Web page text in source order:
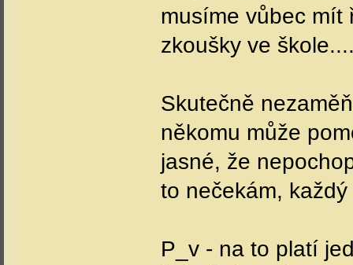
musíme vůbec mít
zkoušky ve
Skutečně
někomu může
jasné, že
to nečekám,
P_v - na to platí